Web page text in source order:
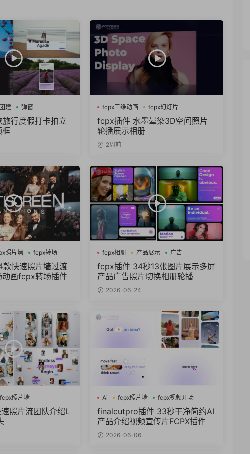
团建 弹窗
行度假打卡拍立
框
fcpx三维动画
fcpx幻灯片
fcpx相册
fcpx插件 水墨晕染3D空间照片
轮播展示相册
2周前
照片墙 fcpx转场
款快速照片墙过渡
动画fcpx转场插件
fcpx相册 产品展示 广告
fcpx插件 34秒13张图片展示多屏
产品广告照片切换相册轮播
2026-06-24
fcpx照片墙
照片流团队介绍L
Ai fcpx照片墙 fcpx视频开场
finalcutpro插件 33秒干净简约AI
产品介绍视频宣传片FCPX插件
2026-06-06